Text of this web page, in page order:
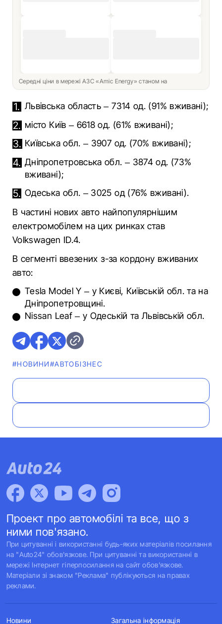
Середні ціни в мережі АЗС «Amic Energy» станом на
Львівська область – 7314 од. (91% вживані);
місто Київ – 6618 од. (61% вживані);
Київська обл. – 3907 од. (70% вживані);
Дніпропетровська обл. – 3874 од. (73%
вживані);
Одеська обл. – 3025 од (76% вживані).
В частині нових авто найпопулярнішим
електромобілем на цих ринках став
Volkswagen ID.4.
В сегменті ввезених з-за кордону вживаних
авто:
Tesla Model Y – у Києві, Київській обл. та на
Дніпропетровщині.
Nissan Leaf – у Одеській та Львівській обл.
#НОВИНИ#АВТОБІЗНЕС
Проект про автомобілі та все, що з
ними пов'язано.
При цитуванні і використанні будь-яких матеріалів посилання
на "Auto24" обов'язкове. При цитуванні та використанні в
мережі Інтернет гіперпосилання на сайт обов'язкове.
Матеріали зі знаком "Реклама" публікуються на правах
реклами.
Новини Загальна інформація